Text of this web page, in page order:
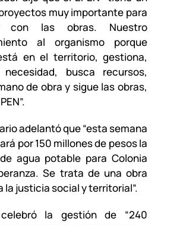
muy importante para
con las obras. Nuestro
al organismo porque
en el territorio, gestiona,
busca recursos,
de obra y sigue las obras,
adelantó que “esta semana
por 150 millones de pesos la
agua potable para Colonia
Se trata de una obra
la justicia social y territorial”.
la gestión de “240